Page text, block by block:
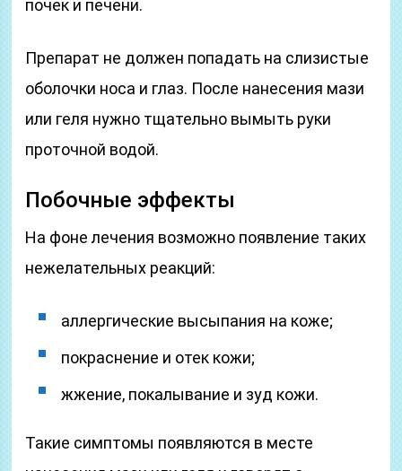
почек и печени.
Препарат не должен попадать на слизистые
оболочки носа и глаз. После нанесения мази
или геля нужно тщательно вымыть руки
проточной водой.
Побочные эффекты
На фоне лечения возможно появление таких
нежелательных реакций:
аллергические высыпания на коже;
покраснение и отек кожи;
жжение, покалывание и зуд кожи.
Такие симптомы появляются в месте